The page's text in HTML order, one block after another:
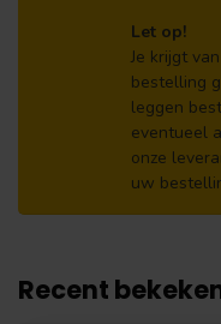
Let op!
Je krijgt
bestelling
leggen
eventueel
onze
uw
Recent